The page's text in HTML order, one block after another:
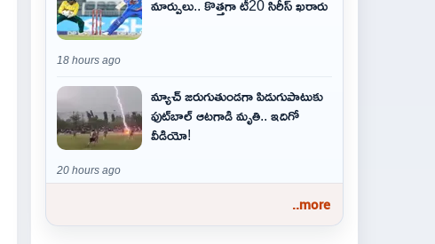
మార్పులు.. కొత్తగా టీ20 సిరీస్ ఖరారు
18 hours ago
మ్యాచ్ జరుగుతుండగా పిడుగుపాటుకు
ఫుట్‌బాల్ ఆటగాడి మృతి.. ఇదిగో
వీడియో!
20 hours ago
..more